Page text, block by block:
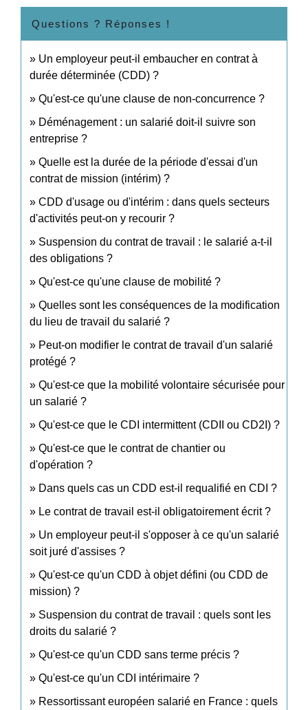
Questions ? Réponses !
Un employeur peut-il embaucher en contrat à
durée déterminée (CDD) ?
Qu'est-ce qu'une clause de non-concurrence ?
Déménagement : un salarié doit-il suivre son
entreprise ?
Quelle est la durée de la période d'essai d'un
contrat de mission (intérim) ?
CDD d'usage ou d'intérim : dans quels secteurs
d'activités peut-on y recourir ?
Suspension du contrat de travail : le salarié a-t-il
des obligations ?
Qu'est-ce qu'une clause de mobilité ?
Quelles sont les conséquences de la modification
du lieu de travail du salarié ?
Peut-on modifier le contrat de travail d'un salarié
protégé ?
Qu'est-ce que la mobilité volontaire sécurisée pour
un salarié ?
Qu'est-ce que le CDI intermittent (CDII ou CD2I) ?
Qu'est-ce que le contrat de chantier ou
d'opération ?
Dans quels cas un CDD est-il requalifié en CDI ?
Le contrat de travail est-il obligatoirement écrit ?
Un employeur peut-il s'opposer à ce qu'un salarié
soit juré d'assises ?
Qu'est-ce qu'un CDD à objet défini (ou CDD de
mission) ?
Suspension du contrat de travail : quels sont les
droits du salarié ?
Qu'est-ce qu'un CDD sans terme précis ?
Qu'est-ce qu'un CDI intérimaire ?
Ressortissant européen salarié en France : quels